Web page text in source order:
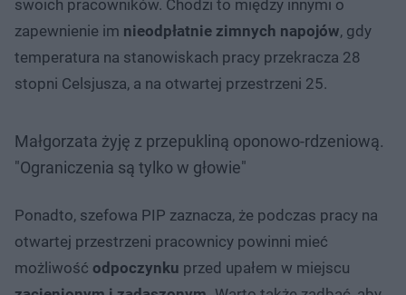
swoich pracowników. Chodzi to między innymi o
zapewnienie im nieodpłatnie zimnych napojów, gdy
temperatura na stanowiskach pracy przekracza 28
stopni Celsjusza, a na otwartej przestrzeni 25.
Małgorzata żyję z przepukliną oponowo-rdzeniową.
"Ograniczenia są tylko w głowie"
Ponadto, szefowa PIP zaznacza, że podczas pracy na
otwartej przestrzeni pracownicy powinni mieć
możliwość odpoczynku przed upałem w miejscu